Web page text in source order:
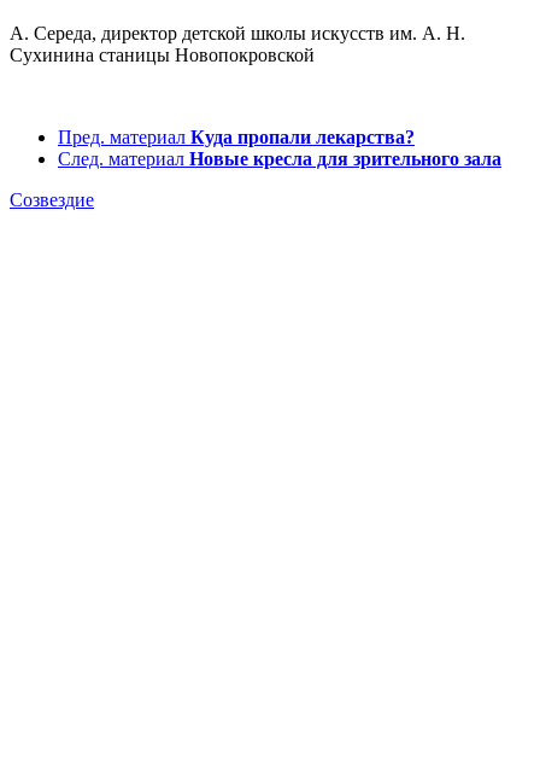
А. Середа, директор детской школы искусств им. А. Н.
Сухинина станицы Новопокровской
Пред. материал Куда пропали лекарства?
След. материал Новые кресла для зрительного зала
Созвездие